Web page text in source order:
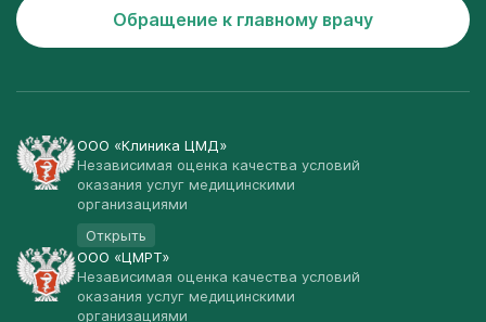
Обращение к главному врачу
ООО «Клиника ЦМД»
Независимая оценка качества условий
оказания услуг медицинскими
организациями
Открыть
ООО «ЦМРТ»
Независимая оценка качества условий
оказания услуг медицинскими
организациями